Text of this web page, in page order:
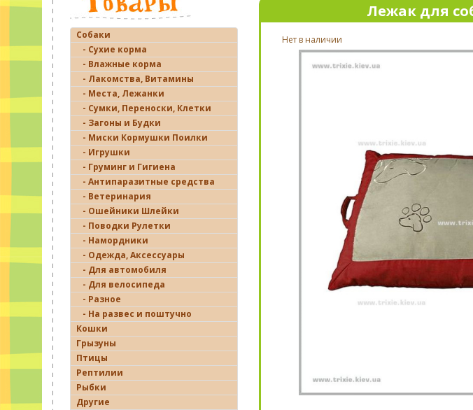
Собаки
- Сухие корма
- Влажные корма
- Лакомства, Витамины
- Места, Лежанки
- Сумки, Переноски, Клетки
- Загоны и Будки
- Миски Кормушки Поилки
- Игрушки
- Груминг и Гигиена
- Антипаразитные средства
- Ветеринария
- Ошейники Шлейки
- Поводки Рулетки
- Намордники
- Одежда, Аксессуары
- Для автомобиля
- Для велосипеда
- Разное
- На развес и поштучно
Кошки
Грызуны
Птицы
Рептилии
Рыбки
Другие
Лежак для
Нет в наличии